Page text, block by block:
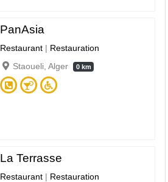
PanAsia
Restaurant | Restauration
Staoueli, Alger
0 km
La Terrasse
Restaurant | Restauration